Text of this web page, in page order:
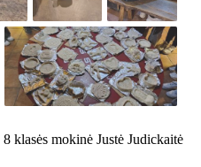
8 klasės mokinė Justė Judickaitė